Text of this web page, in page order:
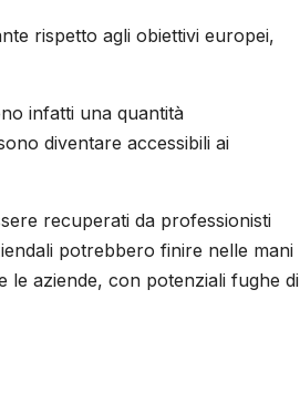
rispetto agli obiettivi europei,
infatti una quantità
diventare accessibili ai
recuperati da professionisti
potrebbero finire nelle mani
le aziende, con potenziali fughe di